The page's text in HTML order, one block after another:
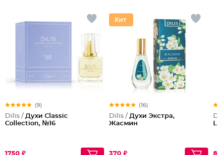
(9)
Dilis / Духи Classic
Collection, №16
(16)
Dilis / Духи Экстра,
Жасмин